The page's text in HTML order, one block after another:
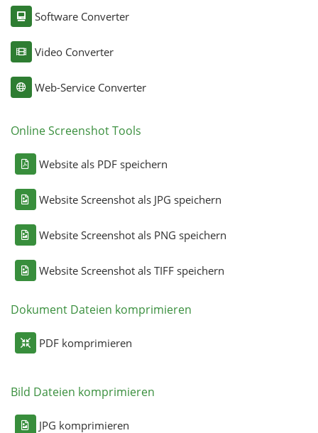
Software Converter
Video Converter
Web-Service Converter
Online Screenshot Tools
Website als PDF speichern
Website Screenshot als JPG speichern
Website Screenshot als PNG speichern
Website Screenshot als TIFF speichern
Dokument Dateien komprimieren
PDF komprimieren
Bild Dateien komprimieren
JPG komprimieren